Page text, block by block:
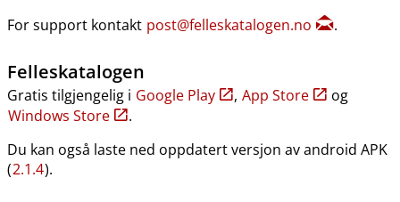
For support kontakt post@felleskatalogen.no .
Felleskatalogen
Gratis tilgjengelig i Google Play , App Store
og
Windows Store
.
Du kan også laste ned oppdatert versjon av android APK
(2.1.4).